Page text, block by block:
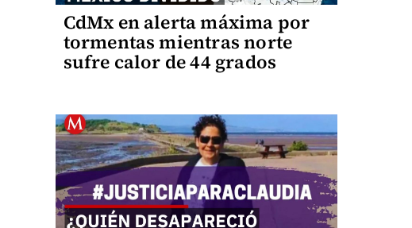
CdMx en alerta máxima por
tormentas mientras norte
sufre calor de 44 grados